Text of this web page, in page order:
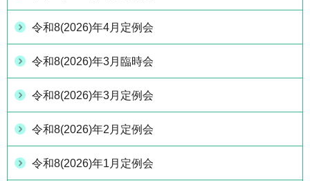
令和8(2026)年4月定例会
令和8(2026)年3月臨時会
令和8(2026)年3月定例会
令和8(2026)年2月定例会
令和8(2026)年1月定例会